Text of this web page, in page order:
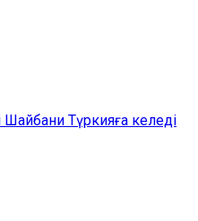
Түркияға келеді